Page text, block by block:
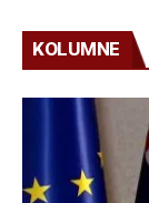
KOLUMNE